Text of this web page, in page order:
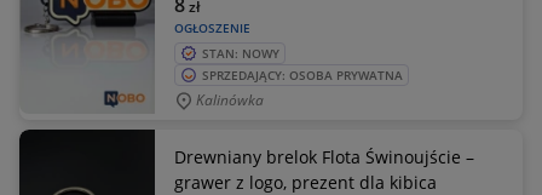
OGŁOSZENIE
zł
STAN: NOWY
SPRZEDAJĄCY: OSOBA PRYWATNA
Kalinówka
Drewniany brelok Flota Świnoujście –
grawer z logo, prezent dla kibica